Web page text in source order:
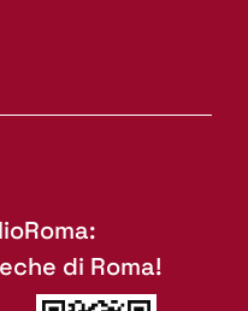
di Roma!